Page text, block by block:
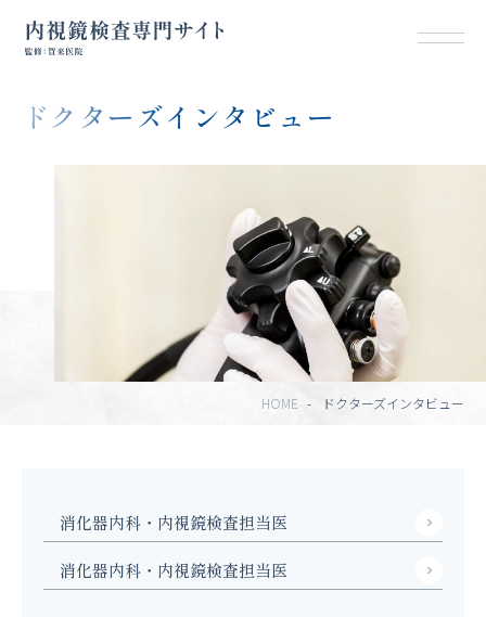
ドクターズインタビュー
HOME - ドクターズインタビュー
消化器内科・内視鏡検査担当医
消化器内科・内視鏡検査担当医